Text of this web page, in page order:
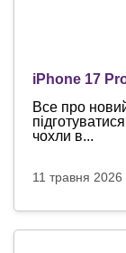
iPhone 17
Все про
чохли в...
11 травня 2026